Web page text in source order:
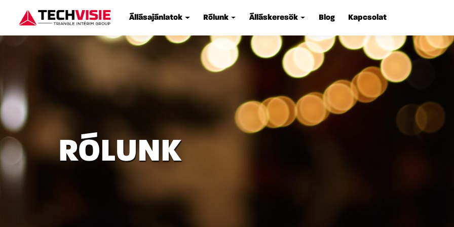
Állásajánlatok Rólunk Álláskeresők Blog Kapcsolat
RÓLUNK